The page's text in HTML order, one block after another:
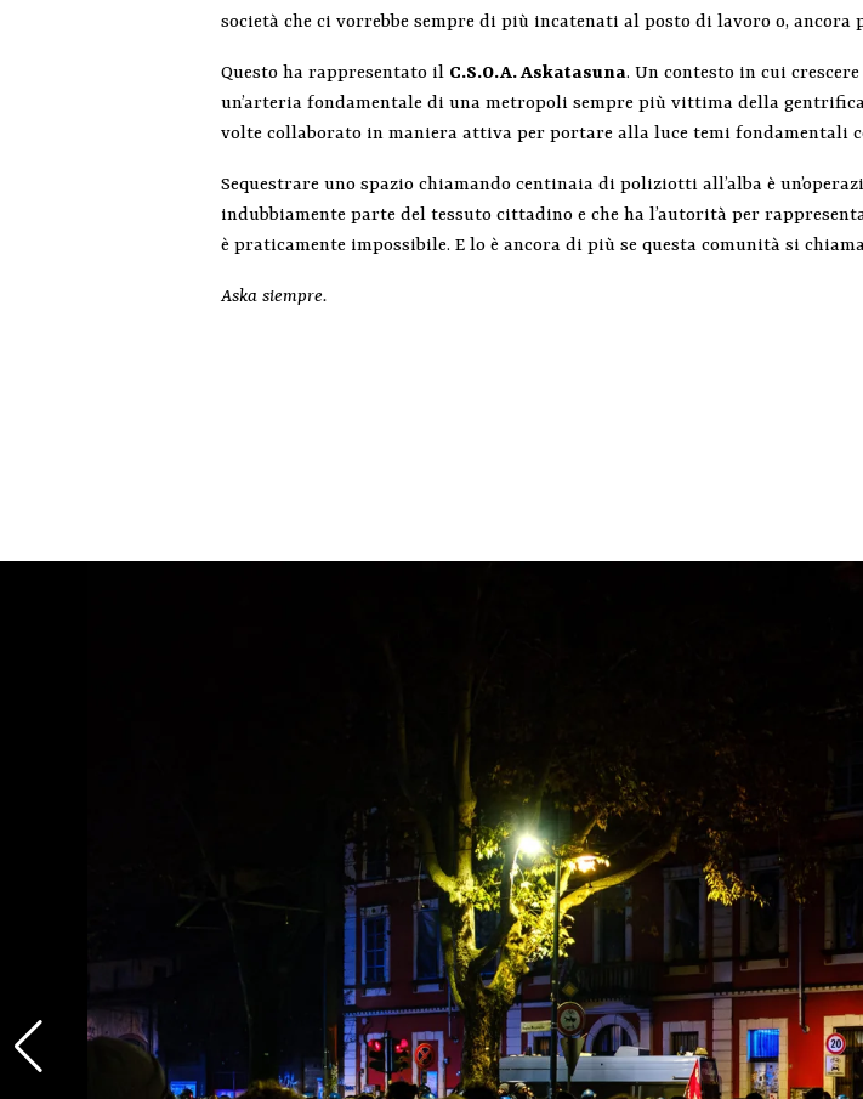
società che ci vorrebbe sempre di più incatenati al posto di lavoro o,
Questo ha rappresentato il C.S.O.A. Askatasuna. Un contesto in cui
un’arteria fondamentale di una metropoli sempre più vittima della
volte collaborato in maniera attiva per portare alla luce temi fondamentali
Sequestrare uno spazio chiamando centinaia di poliziotti all’alba è
indubbiamente parte del tessuto cittadino e che ha l’autorità per
è praticamente impossibile. E lo è ancora di più se questa comunità si
Aska siempre.